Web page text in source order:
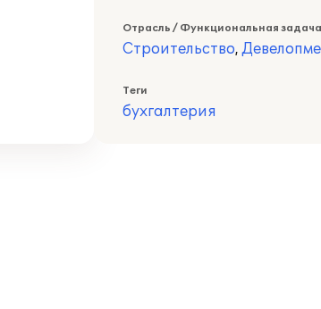
Отрасль / Функциональная задача
Строительство,
Теги
бухгалтерия